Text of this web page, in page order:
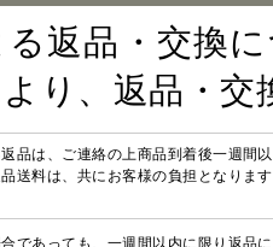
返品・交換
り、返品・
品は、ご連絡の上商品到着後一週間
送料は、共にお客様の負担となりま
であっても、一週間以内に限り返品